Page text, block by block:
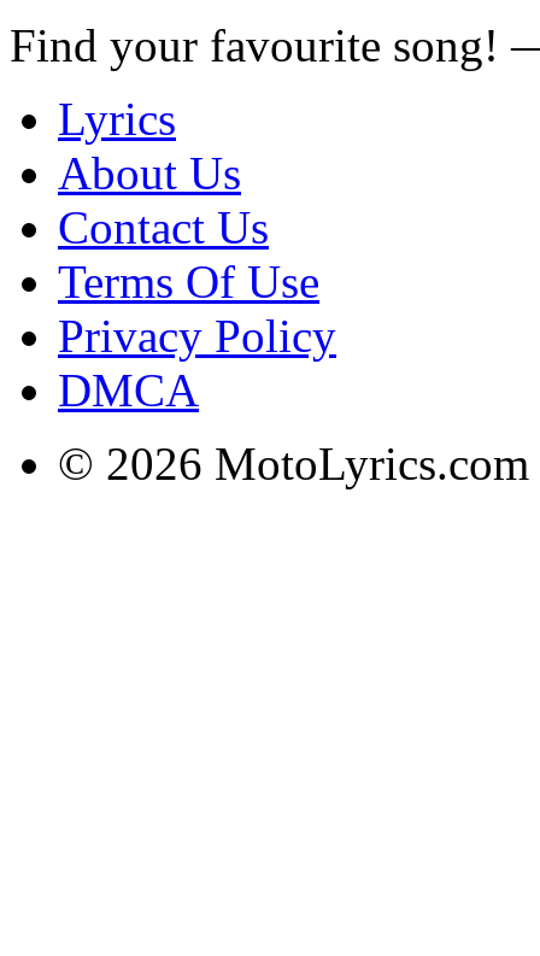
Find your favourite song!
Lyrics
About Us
Contact Us
Terms Of Use
Privacy Policy
DMCA
© 2026 MotoLyrics.com